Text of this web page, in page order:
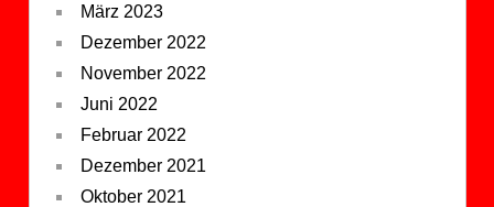
März 2023
Dezember 2022
November 2022
Juni 2022
Februar 2022
Dezember 2021
Oktober 2021